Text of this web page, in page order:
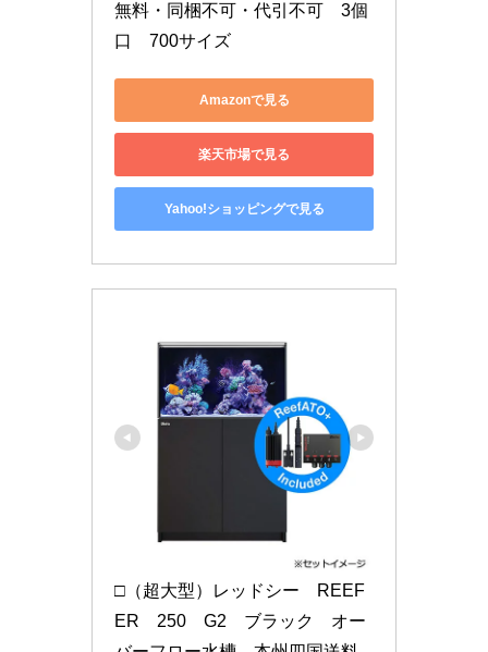
無料・同梱不可・代引不可　3個
口　700サイズ
Amazonで見る
楽天市場で見る
Yahoo!ショッピングで見る
□（超大型）レッドシー　REEF
ER　250　G2　ブラック　オー